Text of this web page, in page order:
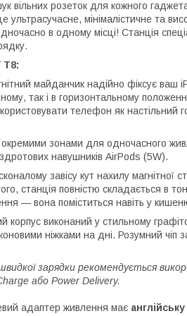
вільних розеток для кожного
ультрасучасне, мінімалістичне та
в одному місці! Станція
T8:
майданчик надійно фіксує ваш
так і в горизонтальному
телефон як настільний
зонами для одночасного
навушників AirPods (5W).
завісу кут нахилу магнітної
станція повністю складається в
— вона поміститься навіть у
корпус виконаний у стильному
ніжками на дні. Розумний чіп
зарядки рекомендується
або Power Delivery.
адаптер живлення має